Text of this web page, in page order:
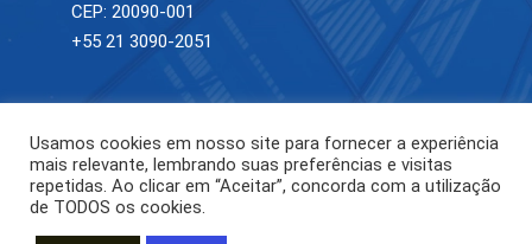
CEP: 20090-001
+55 21 3090-2051
Usamos cookies em nosso site para fornecer a experiência
mais relevante, lembrando suas preferências e visitas
repetidas. Ao clicar em “Aceitar”, concorda com a utilização
de TODOS os cookies.